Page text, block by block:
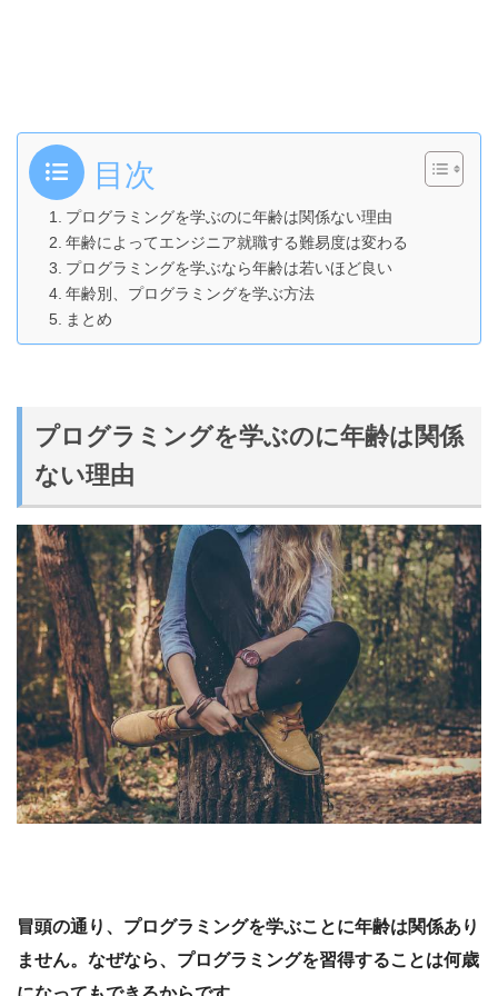
目次
プログラミングを学ぶのに年齢は関係ない理由
年齢によってエンジニア就職する難易度は変わる
プログラミングを学ぶなら年齢は若いほど良い
年齢別、プログラミングを学ぶ方法
まとめ
プログラミングを学ぶのに年齢は関係
ない理由
冒頭の通り、プログラミングを学ぶことに年齢は関係あり
ません。なぜなら、プログラミングを習得することは何歳